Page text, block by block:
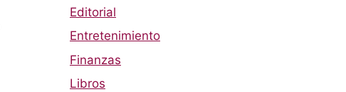
Editorial
Entretenimiento
Finanzas
Libros